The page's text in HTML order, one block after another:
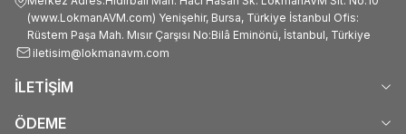
(www.LokmanAVM.com) Yenişehir, Bursa, Türkiye İstanbul Ofis:
Rüstem Paşa Mah. Mısır Çarşısı No:Bilâ Eminönü, İstanbul, Türkiye
iletisim@lokmanavm.com
İLETİŞİM
ÖDEME